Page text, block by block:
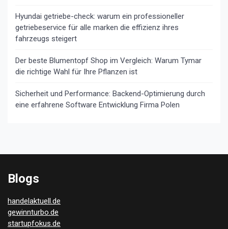
Hyundai getriebe-check: warum ein professioneller
getriebeservice für alle marken die effizienz ihres
fahrzeugs steigert
Der beste Blumentopf Shop im Vergleich: Warum Tymar
die richtige Wahl für Ihre Pflanzen ist
Sicherheit und Performance: Backend-Optimierung durch
eine erfahrene Software Entwicklung Firma Polen
Blogs
handelaktuell.de
gewinnturbo.de
startupfokus.de